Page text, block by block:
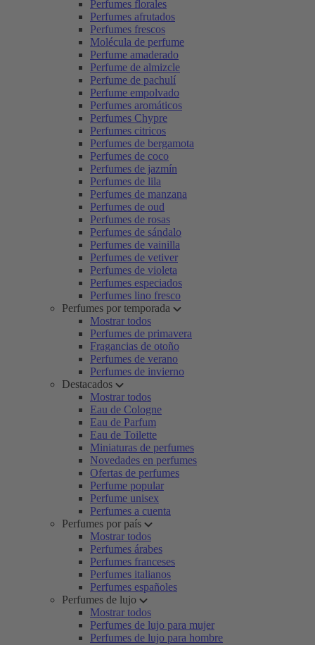
Perfumes florales
Perfumes afrutados
Perfumes frescos
Molécula de perfume
Perfume amaderado
Perfume de almizcle
Perfume de pachulí
Perfume empolvado
Perfumes aromáticos
Perfumes Chypre
Perfumes citricos
Perfumes de bergamota
Perfumes de coco
Perfumes de jazmín
Perfumes de lila
Perfumes de manzana
Perfumes de oud
Perfumes de rosas
Perfumes de sándalo
Perfumes de vainilla
Perfumes de vetiver
Perfumes de violeta
Perfumes especiados
Perfumes lino fresco
Perfumes por temporada
Mostrar todos
Perfumes de primavera
Fragancias de otoño
Perfumes de verano
Perfumes de invierno
Destacados
Mostrar todos
Eau de Cologne
Eau de Parfum
Eau de Toilette
Miniaturas de perfumes
Novedades en perfumes
Ofertas de perfumes
Perfume popular
Perfume unisex
Perfumes a cuenta
Perfumes por país
Mostrar todos
Perfumes árabes
Perfumes franceses
Perfumes italianos
Perfumes españoles
Perfumes de lujo
Mostrar todos
Perfumes de lujo para mujer
Perfumes de lujo para hombre